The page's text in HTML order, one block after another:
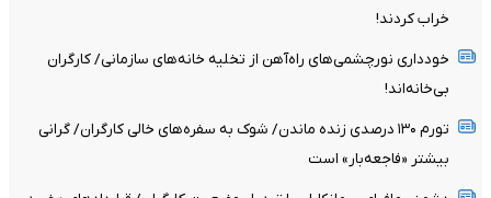
خراب کردند!
خودداری نورچشمی‌های راه‌آهن از تخلیه خانه‌های سازمانی/ کارگران
بی‌خانه‌اند!
تورم ۱۳۰ درصدی زنده ماندن/ شوک به سفره‌های خالی کارگران/ گرانی
بیشتر «فاجعه‌بار» است